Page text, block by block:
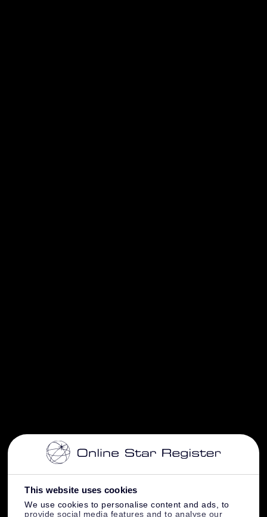
This website uses cookies
We use cookies to personalise content and ads, to
provide social media features and to analyse our